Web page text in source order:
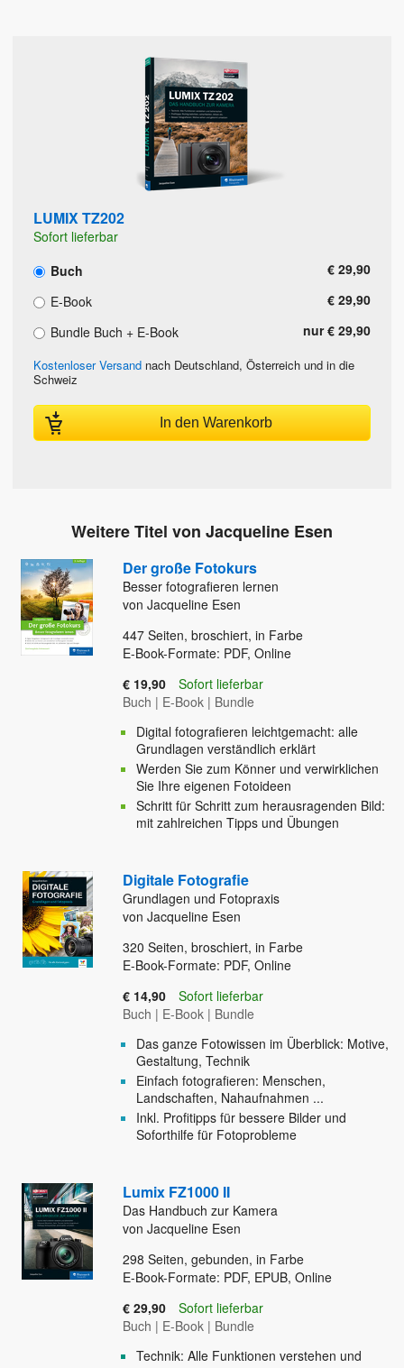
LUMIX TZ202
Sofort lieferbar
Buch
€ 29,90
E-Book
€ 29,90
Bundle Buch + E-Book
nur € 29,90
Kostenloser Versand nach Deutschland, Österreich und in die
Schweiz
In den Warenkorb
Weitere Titel von Jacqueline Esen
Der große Fotokurs
Besser fotografieren lernen
von Jacqueline Esen
447 Seiten, broschiert, in Farbe
E-Book-Formate: PDF, Online
€ 19,90
Sofort lieferbar
Buch | E-Book | Bundle
Digital fotografieren leichtgemacht: alle
Grundlagen verständlich erklärt
Werden Sie zum Könner und verwirklichen
Sie Ihre eigenen Fotoideen
Schritt für Schritt zum herausragenden Bild:
mit zahlreichen Tipps und Übungen
Digitale Fotografie
Grundlagen und Fotopraxis
von Jacqueline Esen
320 Seiten, broschiert, in Farbe
E-Book-Formate: PDF, Online
€ 14,90
Sofort lieferbar
Buch | E-Book | Bundle
Das ganze Fotowissen im Überblick: Motive,
Gestaltung, Technik
Einfach fotografieren: Menschen,
Landschaften, Nahaufnahmen ...
Inkl. Profitipps für bessere Bilder und
Soforthilfe für Fotoprobleme
Lumix FZ1000 II
Das Handbuch zur Kamera
von Jacqueline Esen
298 Seiten, gebunden, in Farbe
E-Book-Formate: PDF, EPUB, Online
€ 29,90
Sofort lieferbar
Buch | E-Book | Bundle
Technik: Alle Funktionen verstehen und